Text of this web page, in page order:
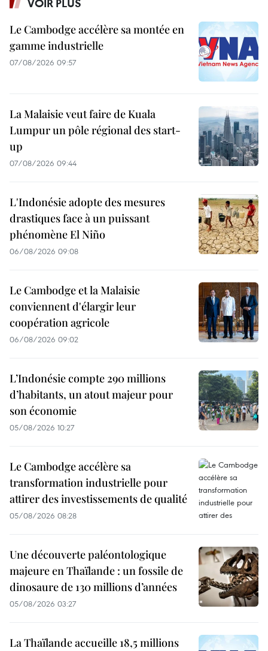
VOIR PLUS
Le Cambodge accélère sa montée en
gamme industrielle
07/08/2026 09:57
La Malaisie veut faire de Kuala
Lumpur un pôle régional des start-
up
07/08/2026 09:44
L'Indonésie adopte des mesures
drastiques face à un puissant
phénomène El Niño
06/08/2026 09:08
Le Cambodge et la Malaisie
conviennent d'élargir leur
coopération agricole
06/08/2026 09:02
L’Indonésie compte 290 millions
d’habitants, un atout majeur pour
son économie
05/08/2026 10:27
Le Cambodge accélère sa
transformation industrielle pour
attirer des investissements de qualité
05/08/2026 08:28
Une découverte paléontologique
majeure en Thaïlande : un fossile de
dinosaure de 130 millions d’années
05/08/2026 03:27
La Thaïlande accueille 18,5 millions